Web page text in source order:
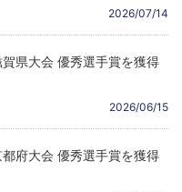
2026/07/14
県大会 優秀選手賞を獲得
2026/06/15
府大会 優秀選手賞を獲得